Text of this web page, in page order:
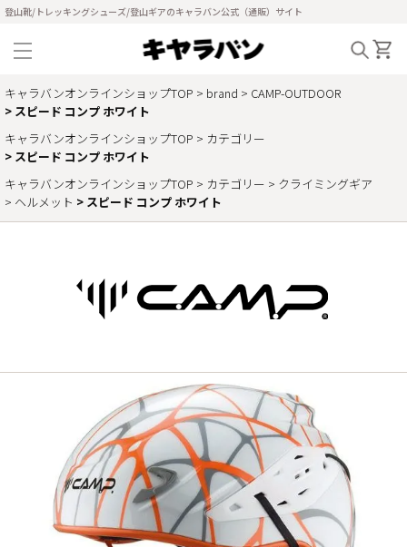
登山靴/トレッキングシューズ/登山ギアのキャラバン公式（通販）サイト
キャラバンオンラインショップTOP brand
CAMP-OUTDOOR
スピード コンプ ホワイト
キャラバンオンラインショップTOP
カテゴリー
スピード コンプ ホワイト
キャラバンオンラインショップTOP
カテゴリー
クライミングギア
ヘルメット
スピード コンプ ホワイト